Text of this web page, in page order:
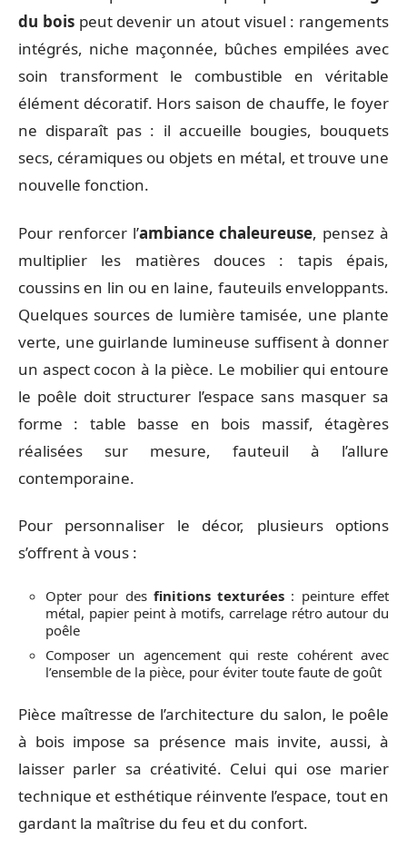
du boispeut devenir un atout visuel : rangements
intégrés, niche maçonnée, bûches empilées avec
soin transforment le combustible en véritable
élément décoratif. Hors saison de chauffe, le foyer
ne disparaît pas : il accueille bougies, bouquets
secs, céramiques ou objets en métal, et trouve une
nouvelle fonction.
Pour renforcer l’ambiance chaleureuse, pensez à
multiplier les matières douces : tapis épais,
coussins en lin ou en laine, fauteuils enveloppants.
Quelques sources de lumière tamisée, une plante
verte, une guirlande lumineuse suffisent à donner
un aspect cocon à la pièce. Le mobilier qui entoure
le poêle doit structurer l’espace sans masquer sa
forme : table basse en bois massif, étagères
réalisées sur mesure, fauteuil à l’allure
contemporaine.
Pour personnaliser le décor, plusieurs options
s’offrent à vous :
Opter pour des finitions texturées : peinture effet
métal, papier peint à motifs, carrelage rétro autour du
poêle
Composer un agencement qui reste cohérent avec
l’ensemble de la pièce, pour éviter toute faute de goût
Pièce maîtresse de l’architecture du salon, le poêle
à bois impose sa présence mais invite, aussi, à
laisser parler sa créativité. Celui qui ose marier
technique et esthétique réinvente l’espace, tout en
gardant la maîtrise du feu et du confort.